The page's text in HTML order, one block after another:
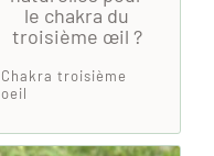
le chakra du
troisième œil ?
Chakra troisième
oeil